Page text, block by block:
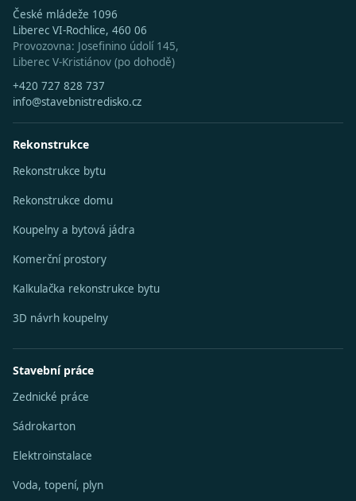
České mládeže 1096
Liberec VI-Rochlice, 460 06
Provozovna: Josefinino údolí 145,
Liberec V-Kristiánov (po dohodě)
+420 727 828 737
info@stavebnistredisko.cz
Rekonstrukce
Rekonstrukce bytu
Rekonstrukce domu
Koupelny a bytová jádra
Komerční prostory
Kalkulačka rekonstrukce bytu
3D návrh koupelny
Stavební práce
Zednické práce
Sádrokarton
Elektroinstalace
Voda, topení, plyn